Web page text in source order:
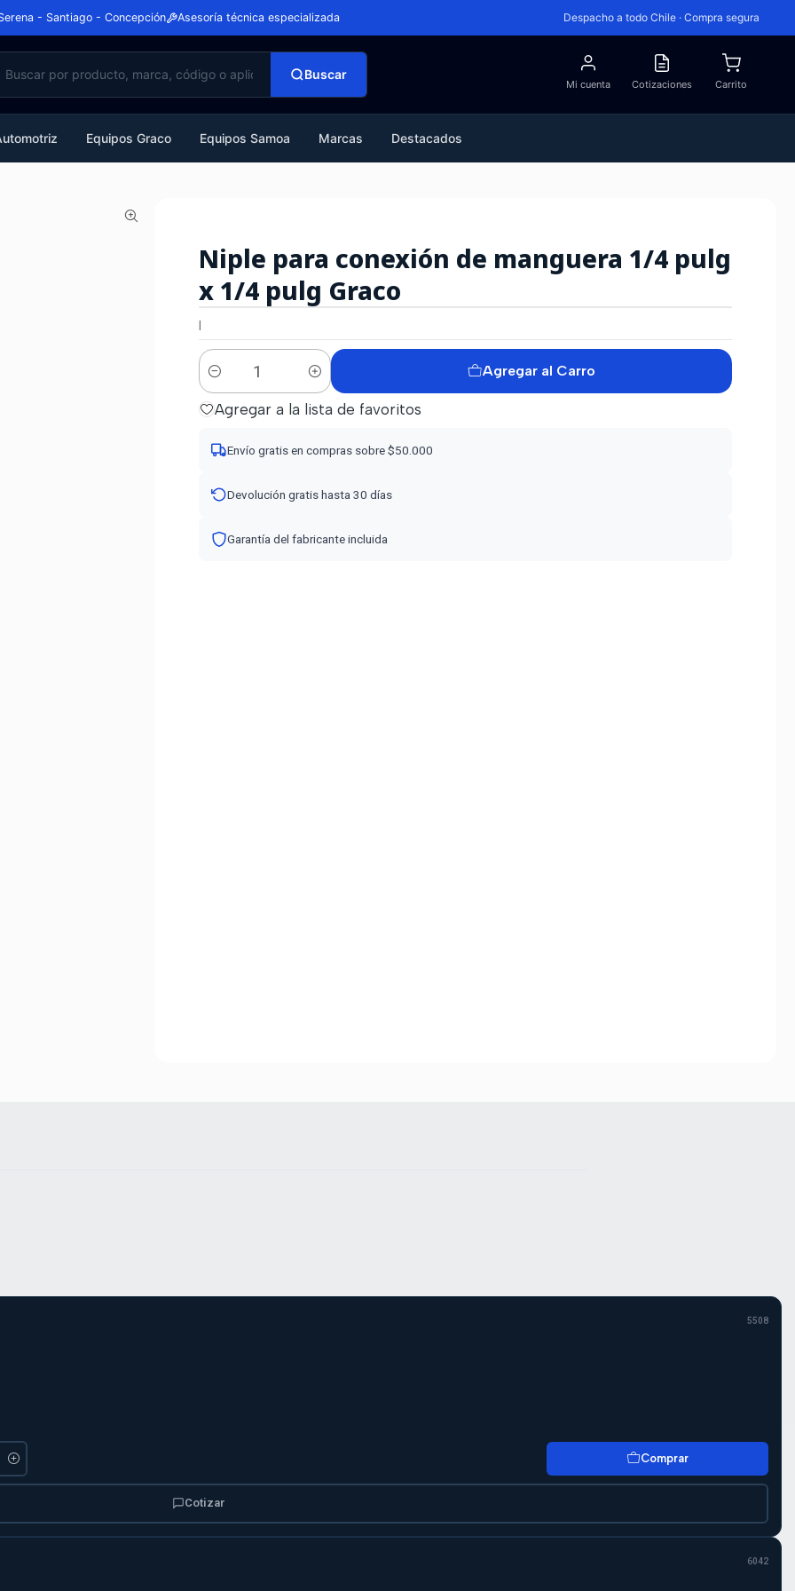
- Santiago - Concepción Asesoría técnica especializada Despacho a todo Chile · Compra segura
Buscar
Mi cuenta Cotizaciones Carrito
Equipos Graco Equipos Samoa Marcas Destacados
|
Niple para conexión de manguera 1/4 pulg
x 1/4 pulg Graco
Cantidad
Agregar al Carro
Agregar a la lista de favoritos
Envío gratis en compras sobre $50.000
Devolución gratis hasta 30 días
Garantía del fabricante incluida
5508
Comprar
Cotizar
6042